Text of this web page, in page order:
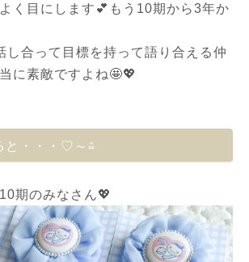
く目にします💕もう10期から3年か
し合って目標を持って語り合える仲
に素敵ですよね🤩💖
と・・・♡～⁂
期のみなさん💖